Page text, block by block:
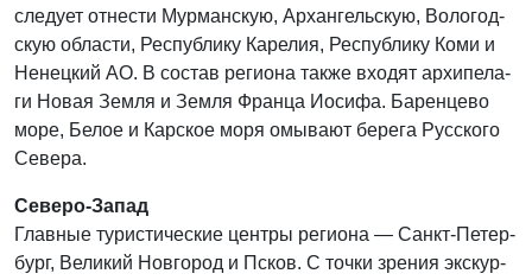
сле­ду­ет отне­сти Мур­ман­скую, Архан­гель­скую, Воло­год­
скую обла­сти, Рес­пуб­ли­ку Каре­лия, Рес­пуб­ли­ку Коми и
Ненец­кий АО. В состав реги­о­на так­же вхо­дят архи­пе­ла­
ги Новая Зем­ля и Зем­ля Фран­ца Иоси­фа. Барен­це­во
море, Белое и Кар­ское моря омы­ва­ют бере­га Рус­ско­го
Севе­ра.
Северо-Запад
Глав­ные тури­сти­че­ские цен­тры реги­о­на — Санкт-Петер­
бург, Вели­кий Нов­го­род и Псков. С точ­ки зре­ния экс­кур­